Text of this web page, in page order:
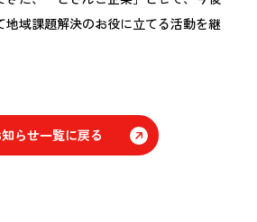
地域課題解決のお役に立てる活動を継
らせ一覧に戻る